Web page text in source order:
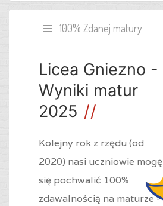
100% Zdanej matury
Licea Gniezno -
Wyniki matur
2025
Kolejny rok z rzędu (od
2020) nasi uczniowie mogę
się pochwalić 100%
zdawalnością na maturze -